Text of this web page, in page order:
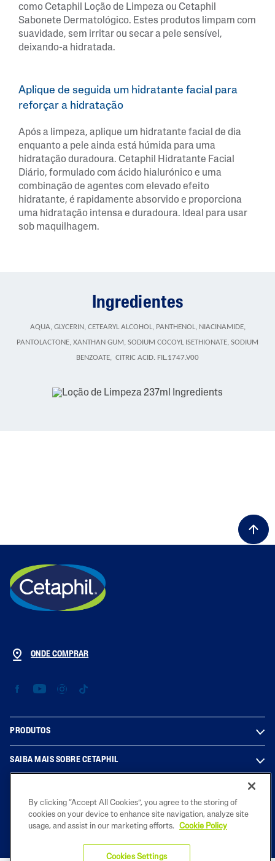
como Cetaphil Loção de Limpeza ou Cetaphil
Sabonete Dermatológico. Estes produtos limpam com
suavidade, sem irritar ou secar a pele sensível,
deixando-a hidratada.
Aplique de seguida um hidratante facial para
reforçar a hidratação
Após a limpeza, aplique um hidratante facial de dia
enquanto a pele ainda está húmida para uma
hidratação duradoura. Cetaphil Hidratante Facial
Diário, formulado com ácido hialurónico e uma
combinação de agentes com elevado efeito
hidratante, é rapidamente absorvido e proporciona
uma hidratação intensa e duradoura. Ideal para usar
sob maquilhagem.
Ingredientes
AQUA, GLYCERIN, CETEARYL ALCOHOL, PANTHENOL, NIACINAMIDE,
PANTOLACTONE, XANTHAN GUM, SODIUM COCOYL ISETHIONATE, SODIUM
BENZOATE, CITRIC ACID. FIL.1747.V00
ONDE COMPRAR
PRODUTOS
SAIBA MAIS SOBRE CETAPHIL
2025 Laboratorios Galderma S.A. - Sucursal em Portugal. Todos os
direitos reservados. Todas as marcas registadas são propriedade dos
By clicking “Accept All Cookies”, you agree to the storing of
cookies on your device to enhance site navigation, analyze site
usage, and assist in our marketing efforts.
Cookie Policy
Cookies Settings